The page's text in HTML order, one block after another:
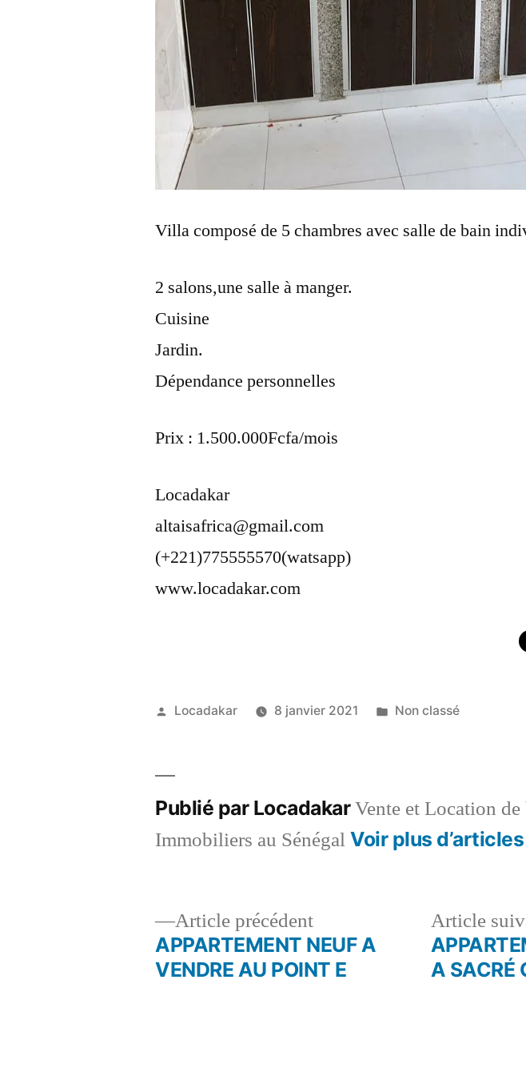
Villa composé de 5 chambres avec salle de bain
2 salons,une salle à manger.
Cuisine
Jardin.
Dépendance personnelles
Prix : 1.500.000Fcfa/mois
Locadakar
altaisafrica@gmail.com
(+221)775555570(watsapp)
www.locadakar.com
Publié
Locadakar 8 janvier 2021
Publié
Non classé
Publié par LocadakarVente et Location de
Immobiliers au SénégalVoir plus d’articles
Navigation
Article précédentArticle
précédent :
APPARTEMENT NEUF A
VENDRE AU POINT E
Article
A SACRÉ